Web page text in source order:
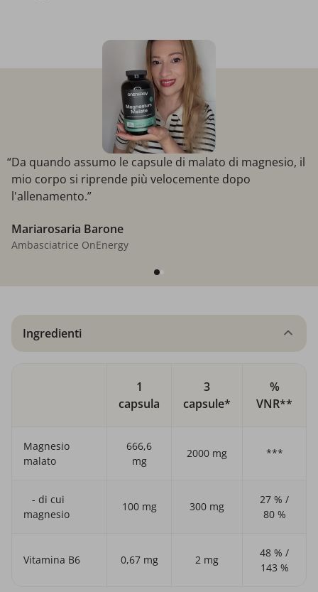
“Da quando assumo le capsule di malato di magnesio, il
mio corpo si riprende più velocemente dopo
l'allenamento.”
Mariarosaria Barone
Ambasciatrice OnEnergy
Ingredienti
1
capsula
3
capsule*
%
VNR**
Magnesio
malato
666,6
mg
2000 mg ***
- di cui
magnesio
100 mg 300 mg
27 % /
80 %
Vitamina B6 0,67 mg 2 mg
48 % /
143 %